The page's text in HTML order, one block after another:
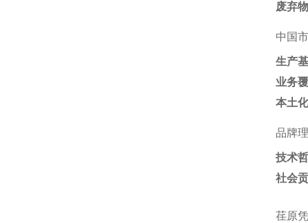
废弃
中国
生产
业务
本土
品牌
技术
社会
荏原